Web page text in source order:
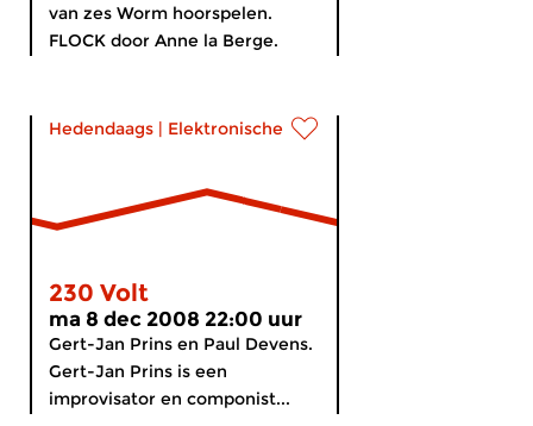
van zes Worm hoorspelen.
FLOCK door Anne la Berge.
Hedendaags | Elektronische muziek
230 Volt
ma 8 dec 2008 22:00 uur
Gert-Jan Prins en Paul Devens.
Gert-Jan Prins is een
improvisator en componist...